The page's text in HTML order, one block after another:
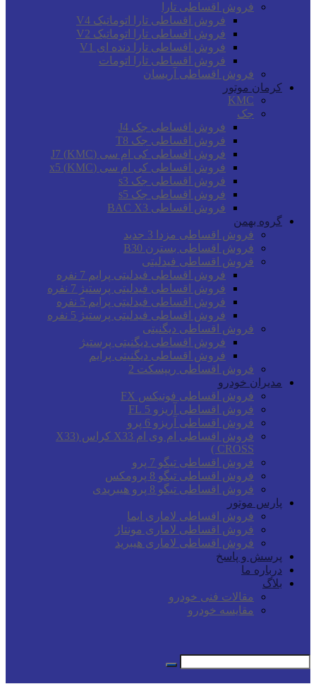
فروش اقساطی تارا
فروش اقساطی تارا اتوماتیک V4
فروش اقساطی تارا اتوماتیک V2
فروش اقساطی تارا دنده ای V1
فروش اقساطی تارا اتومات
فروش اقساطی آریسان
کرمان موتور
KMC
جک
فروش اقساطی جک J4
فروش اقساطی جک T8
فروش اقساطی کی ام سی (KMC) J7
فروش اقساطی کی ام سی (KMC) x5
فروش اقساطی جک s3
فروش اقساطی جک s5
فروش اقساطی BAC X3
گروه بهمن
فروش اقساطی مزدا 3 جدید
فروش اقساطی بسترن B30
فروش اقساطی فیدلیتی
فروش اقساطی فیدلیتی پرایم 7 نفره
فروش اقساطی فیدلیتی پرستیژ 7 نفره
فروش اقساطی فیدلیتی پرایم 5 نفره
فروش اقساطی فیدلیتی پرستیژ 5 نفره
فروش اقساطی دیگنیتی
فروش اقساطی دیگنیتی پرستیژ
فروش اقساطی دیگنیتی پرایم
فروش اقساطی ریپسکت 2
مدیران خودرو
فروش اقساطی فونیکس FX
فروش اقساطی آریزو 5 FL
فروش اقساطی آریزو 6 پرو
فروش اقساطی ام وی ام X33 کراس (X33
CROSS )
فروش اقساطی تیگو 7 پرو
فروش اقساطی تیگو 8 پرومکس
فروش اقساطی تیگو 8 پرو هیبریدی
پارس موتور
فروش اقساطی لاماری ایما
فروش اقساطی لاماری مونتاژ
فروش اقساطی لاماری هیبرید
پرسش و پاسخ
درباره ما
بلاگ
مقالات فنی خودرو
مقایسه خودرو